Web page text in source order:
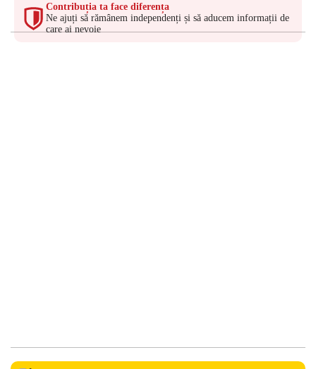
Contribuția ta face diferența
Ne ajuți să rămânem independenți și să aducem informații de
care ai nevoie